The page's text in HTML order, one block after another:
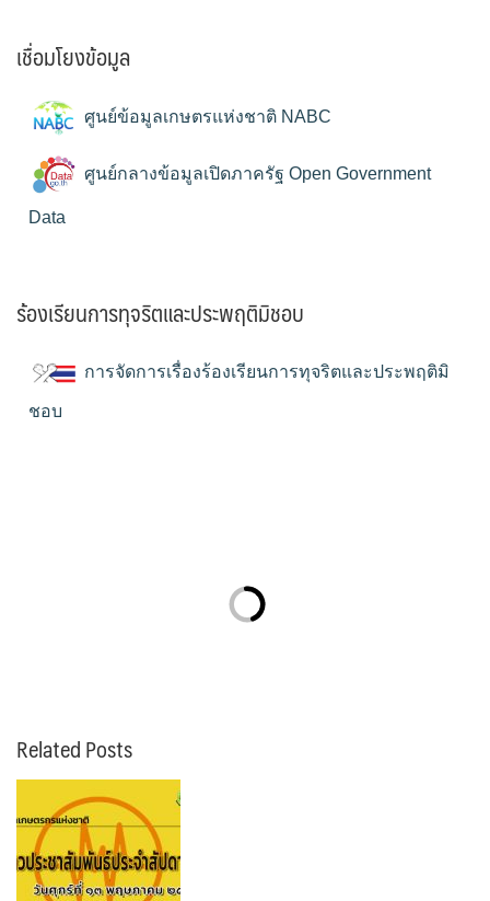
เชื่อมโยงข้อมูล
ศูนย์ข้อมูลเกษตรแห่งชาติ NABC
ศูนย์กลางข้อมูลเปิดภาครัฐ Open Government
Data
ร้องเรียนการทุจริตและประพฤติมิชอบ
การจัดการเรื่องร้องเรียนการทุจริตและประพฤติมิ
ชอบ
Related Posts